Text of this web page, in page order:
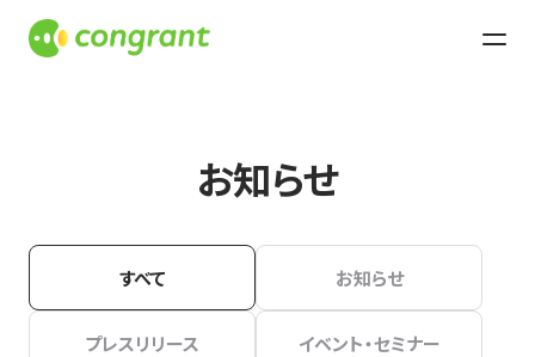
お知らせ
すべて お知らせ
プレスリリース イベント・セミナー